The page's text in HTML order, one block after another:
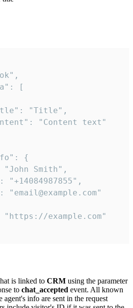
[
"Title",
"Content text"
{
"John Smith",
"+14084987855",
"email@example.com"
"https://example.com"
is linked to CRM using the parameter
to chat_accepted event. All known
agent's info are sent in the request